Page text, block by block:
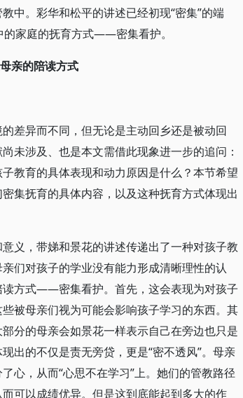
中。彩华和松平的讲述已经初现“密集”的端
家庭的抚育方式——密集看护。
亲的陪读方式
差异而不同，但无论是主动回乡还是被动回
未涉及、也是本文需借此现象进一步的追问：
教育的具体表现和动力原因是什么？本节希望
集抚育的具体内容，以及这种抚育方式体现出
义，带娣和景花的讲述传递出了一种对孩子教
们对孩子的学业没有能力形成清晰理性的认
方式——密集看护。首先，这会表现为对孩子
被母亲们视为可能会影响孩子学习的东西。其
分的母亲会如景花一样表示自己在旁边也只是
出的不仅是责无旁贷，更是“密不透风”。母亲
心，从而“心思不在学习”上。她们的管教路径
可以成绩优异。但是这到底能起到多大的作